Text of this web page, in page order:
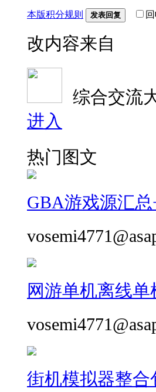
本版积分规则 发表回复
改内容来自
综合交流
进入
热门图文
GBA游戏源汇
网游单机离线
街机模拟器整合